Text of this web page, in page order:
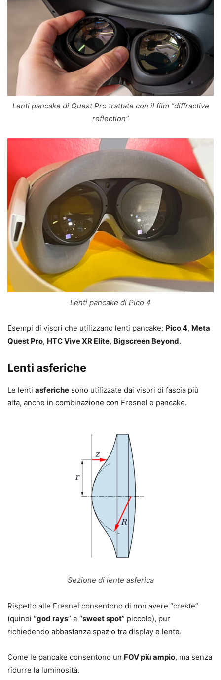
Lenti pancake di Quest Pro trattate con il film “diffractive
reflection”
Lenti pancake di Pico 4
Esempi di visori che utilizzano lenti pancake: Pico 4, Meta
Quest Pro, HTC Vive XR Elite, Bigscreen Beyond.
Lenti asferiche
Le lenti asferiche sono utilizzate dai visori di fascia più
alta, anche in combinazione con Fresnel e pancake.
Sezione di lente asferica
Rispetto alle Fresnel consentono di non avere “creste”
(quindi “god rays” e “sweet spot” piccolo), pur
richiedendo abbastanza spazio tra display e lente.
Come le pancake consentono un FOV più ampio, ma senza
ridurre la luminosità.